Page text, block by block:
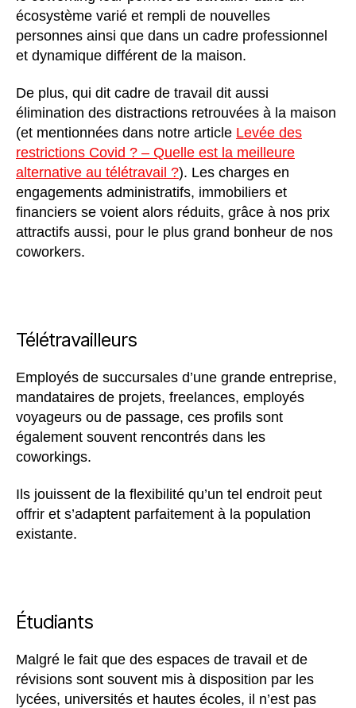
écosystème varié et rempli de nouvelles
personnes ainsi que dans un cadre professionnel
et dynamique différent de la maison.
De plus, qui dit cadre de travail dit aussi
élimination des distractions retrouvées à la maison
(et mentionnées dans notre article Levée des
restrictions Covid ? – Quelle est la meilleure
alternative au télétravail ?). Les charges en
engagements administratifs, immobiliers et
financiers se voient alors réduits, grâce à nos prix
attractifs aussi, pour le plus grand bonheur de nos
coworkers.
Télétravailleurs
Employés de succursales d’une grande entreprise,
mandataires de projets, freelances, employés
voyageurs ou de passage, ces profils sont
également souvent rencontrés dans les
coworkings.
Ils jouissent de la flexibilité qu’un tel endroit peut
offrir et s’adaptent parfaitement à la population
existante.
Étudiants
Malgré le fait que des espaces de travail et de
révisions sont souvent mis à disposition par les
lycées, universités et hautes écoles, il n’est pas